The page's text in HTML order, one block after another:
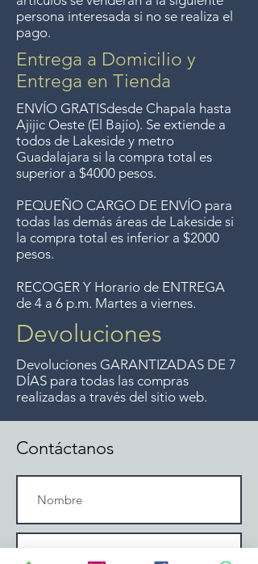
Entrega gratis en toda la zona
del Lago de Chapala por
compras mayor de $4000
pesos. Aceptamos
devoluciones hasta 7 días
después de la venta a menos
que los artículos tengan un
precio de oferta, lo sentimos,
no aceptamos devoluciones de
artículos en oferta.
Anteriormente hacíamos envíos
gratis a Guadalajara pero ya no
persona interesada si no se realiza el
pago.
Entrega a Domicilio y
Entrega en Tienda
ENVÍO GRATISdesde Chapala hasta
Ajijic Oeste (El Bajío). Se extiende a
todos de Lakeside y metro
Guadalajara si la compra total es
superior a $4000 pesos.
PEQUEÑO CARGO DE ENVÍO para
todas las demás áreas de Lakeside si
la compra total es inferior a $2000
pesos.
RECOGER Y Horario de ENTREGA
de 4 a 6 p.m. Martes a viernes.
Devoluciones
Devoluciones GARANTIZADAS DE 7
DÍAS para todas las compras
realizadas a través del sitio web.
Contáctanos